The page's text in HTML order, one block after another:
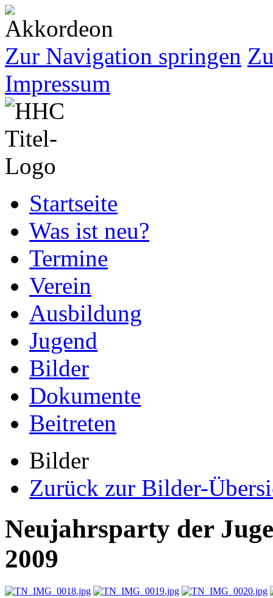
Zur Navigation springen
Impressum
Startseite
Was ist neu?
Termine
Verein
Ausbildung
Jugend
Bilder
Dokumente
Beitreten
Bilder
Zurück zur Bilder-
Neujahrsparty der
2009